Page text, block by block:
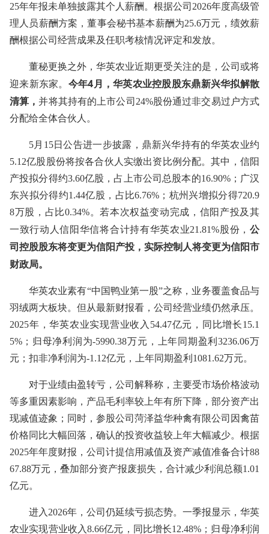
25年年报未单独披露其个人薪酬。根据公司2026年度高级管
理人员薪酬方案，董事会秘书基本薪酬为25.6万元，绩效薪
酬根据公司经营成果及任职考核情况评定和发放。
董秘更换之外，华英农业近期更受关注的是，公司或将
迎来新东家。 今年4月，华英农业控股股东鼎新兴华拟解散
清算，并将其持有的上市公司24%股份通过非交易过户方式
分配给全体合伙人。
5月15日公告进一步披露，鼎新兴华持有的华英农业约
5.12亿股股份将按各合伙人实缴出资比例分配。其中，信阳
产投拟分得约3.60亿股，占上市公司总股本的16.90%；广汉
东兴拟分得约1.44亿股，占比6.76%；杭州兴增拟分得720.9
8万股，占比0.34%。若本次权益变动完成，信阳产投及其
一致行动人信阳华信将合计持有华英农业21.81%股份， 公
司控股股东将变更为信阳产投，实际控制人将变更为信阳市
财政局。
华英农业素有“中国鸭业第一股”之称，业务覆盖食品与
羽绒两大板块。但从最新财报看，公司经营业绩仍然承压。
2025年，华英农业实现营业收入54.47亿元，同比增长15.1
5%；归母净利润为-5990.38万元，上年同期盈利3236.06万
元；扣非净利润为-1.12亿元，上年同期盈利1081.62万元。
对于业绩由盈转亏，公司解释称，主要受市场价格波动
等多重因素影响，产品毛利率较上年有所下降，部分资产出
现减值迹象；同时，参股公司菏泽益华种禽有限公司因禽苗
价格同比大幅回落，确认的投资收益较上年大幅减少。根据
2025年年度财报，公司计提信用减值及资产减值准备合计88
67.88万元，叠加部分资产报废损失，合计减少利润总额1.01
亿元。
进入2026年，公司仍延续亏损态势。一季报显示，华英
农业实现营业收入8.66亿元，同比增长12.48%；归母净利润